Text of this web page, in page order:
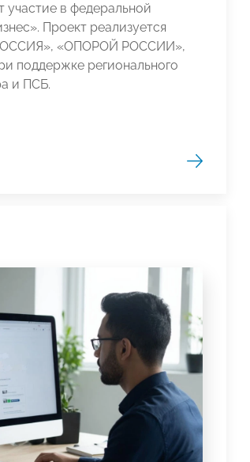
участие в федеральной
Проект реализуется
«ОПОРОЙ РОССИИ»,
поддержке регионального
и ПСБ.